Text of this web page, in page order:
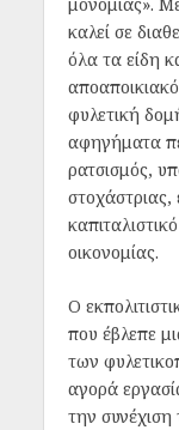
καλεί σε
όλα τα είδη
φυλετική
αφηγήματα
ρατσισμός,
στοχάστριας,
οικονομίας.
Ο
που έβλεπε
των
αγορά
την